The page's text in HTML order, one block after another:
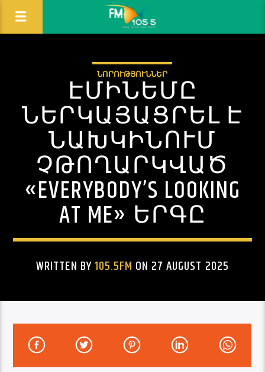
ՆՈՐՈՒԹՅՈՒՆՆԵՐ
ԷՄԻՆԵՄԸ
ՆԵՐԿԱՅԱՑՐԵԼ Է
ՆԱԽԿԻՆՈՒՄ
ՉԹՈՂԱՐԿՎԱԾ
«EVERYBODY’S LOOKING
AT ME» ԵՐԳԸ
WRITTEN BY105.5FM ON 27 AUGUST 2025